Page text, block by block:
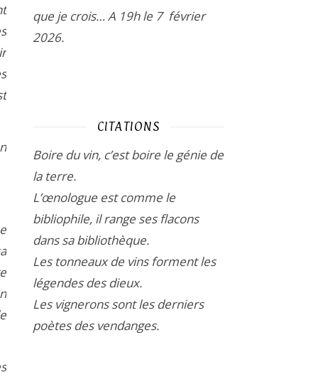
que je crois…A 19h le 7 février
2026.
CITATIONS
Boire du vin, c’est boire le génie de
la terre.
L’œnologue est comme le
bibliophile, il range ses flacons
dans sa bibliothèque.
Les tonneaux de vins forment les
légendes des dieux.
Les vignerons sont les derniers
poètes des vendanges.